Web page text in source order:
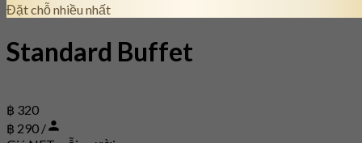
Đặt chỗ nhiều nhất
Standard Buffet
฿ 320
฿ 290 /